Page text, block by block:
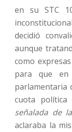
en su STC
decidió
aunque
como
para que en
parlamentaria
cuota
señalada de
aclaraba la